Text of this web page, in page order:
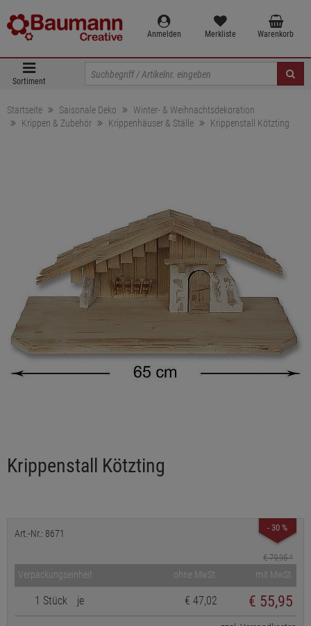
Anmelden Merkliste Warenkorb
Sortiment
Startseite Saisonale Deko
Winter- & Weihnachtsdekoration
Krippen & Zubehör
Krippenhäuser & Ställe Krippenstall Kötzting
Krippenstall Kötzting
- 30 %
Art.-Nr.: 8671
€ 79,95*
Verpackungseinheit ohne MwSt. mit MwSt.
1 Stück je € 47,02 € 55,95